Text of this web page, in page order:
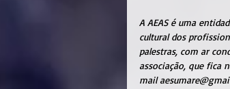
A AEAS é uma
cultural dos
palestras, com ar
associação, que fica
mail